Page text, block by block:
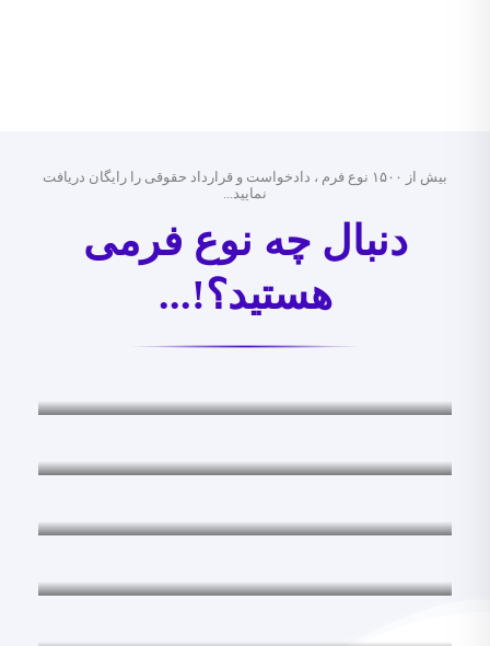
بیش از ۱۵۰۰ نوع فرم ، دادخواست و قرارداد حقوقی را رایگان دریافت
نمایید...
دنبال چه نوع فرمی
هستید؟!...
فرم های قضایی
اظهارنامه ها
لوایح قضایی
شکواییه ها
دادخواست ها